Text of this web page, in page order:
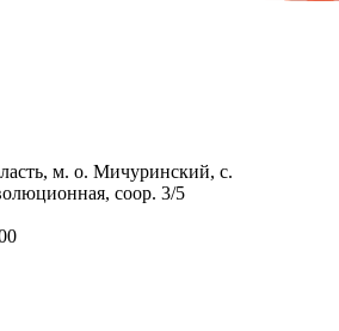
м. о. Мичуринский, с.
соор. 3/5